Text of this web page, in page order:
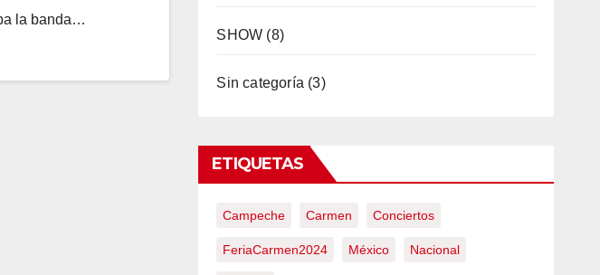
la banda…
SHOW (8)
Sin categoría (3)
ETIQUETAS
Campeche Carmen Conciertos
FeriaCarmen2024 México Nacional